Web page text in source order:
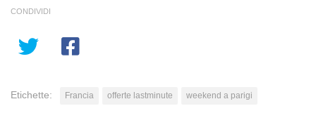
CONDIVIDI
Etichette: Francia offerte lastminute weekend a parigi